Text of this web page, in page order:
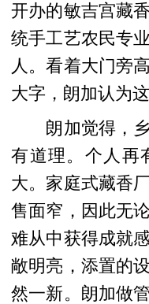
开办的敏吉宫藏
统手工艺农民专
人。看着大门旁
大字，朗加认为
朗加觉得，乡
有道理。个人再
大。家庭式藏香
售面窄，因此无
难从中获得成就
敞明亮，添置的
然一新。朗加做